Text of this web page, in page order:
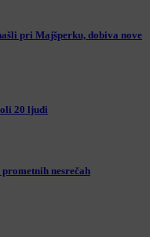
pri Majšperku, dobiva nove
20 ljudi
nesrečah